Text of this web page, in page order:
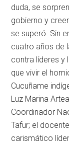
duda, se
gobierno y
se superó. Sin
cuatro años de
contra líderes y
que vivir el
Cucuñame
Luz Marina
Coordinador
Tafur; el
carismático